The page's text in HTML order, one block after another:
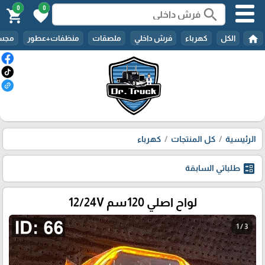
search
0
favorite
0
shopping_cart
home الكل كهرباء فرش داخلي ملصقات منظفات+عطور
الرئيسية كل المنتجات كهرباء
ballot طلباتي السابقة
لواح اصلي 120سم 12/24V
1 / 3